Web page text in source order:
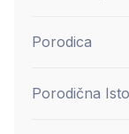
Porodica
Porodična